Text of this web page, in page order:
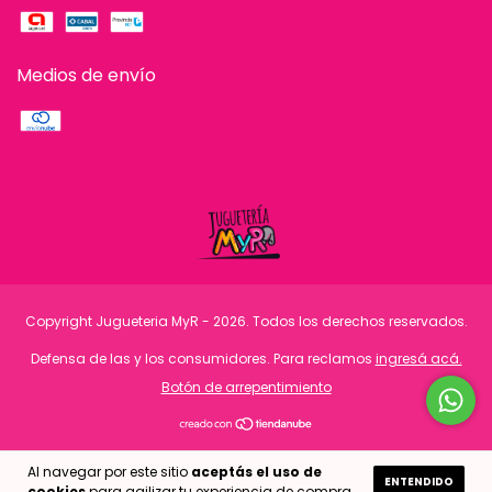
Al navegar por este sitio aceptás el uso de
ENTENDIDO
Medios de envío
Copyright Jugueteria MyR - 2026. Todos los derechos reservados.
Defensa de las y los consumidores. Para reclamos ingresá acá.
Botón de arrepentimiento